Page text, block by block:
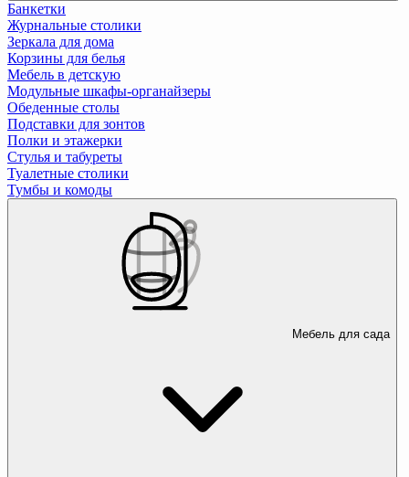
Банкетки
Журнальные столики
Зеркала для дома
Корзины для белья
Мебель в детскую
Модульные шкафы-органайзеры
Обеденные столы
Подставки для зонтов
Полки и этажерки
Стулья и табуреты
Туалетные столики
Тумбы и комоды
Мебель для сада